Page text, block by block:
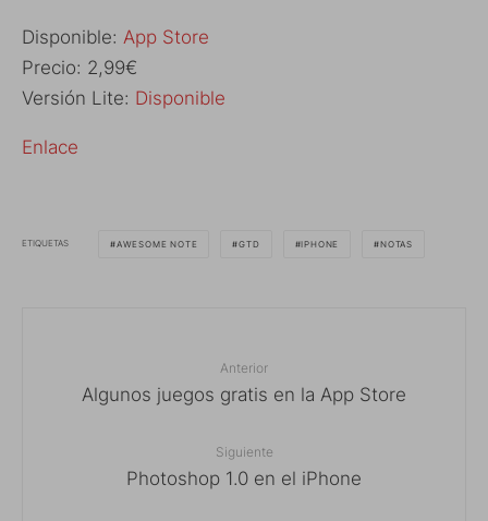
Disponible: App Store
Precio: 2,99€
Versión Lite: Disponible
Enlace
ETIQUETAS AWESOME NOTE GTD IPHONE NOTAS
Anterior
Algunos juegos gratis en la App Store
Siguiente
Photoshop 1.0 en el iPhone